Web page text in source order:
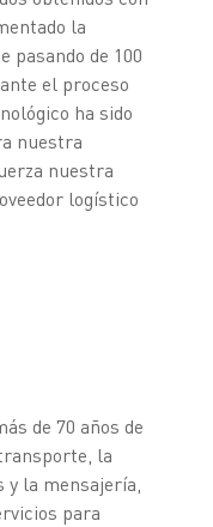
la
pasando de 100
el proceso
ha sido
nuestra
nuestra
logístico
de 70 años de
la
y la mensajería,
para